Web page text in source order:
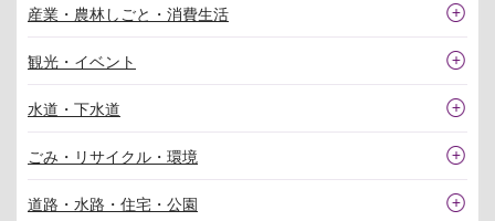
産業・農林しごと・消費生活
観光・イベント
水道・下水道
ごみ・リサイクル・環境
道路・水路・住宅・公園